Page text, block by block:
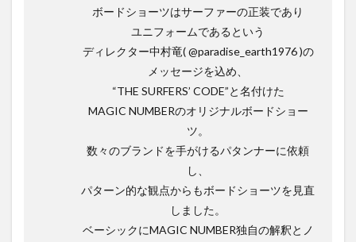
ボードショーツはサーファーの正装であり
ユニフォームであるという
ディレクター中村竜( @paradise_earth1976 )の
メッセージを込め、
“THE SURFERS’ CODE”と名付けた
MAGIC NUMBERのオリジナルボードショー
ツ。
数々のブランドを手がけるパタンナーに依頼
し、
パターン的な観点からもボードショーツを見直
しました。
ベーシックにMAGIC NUMBER独自の解釈とノ